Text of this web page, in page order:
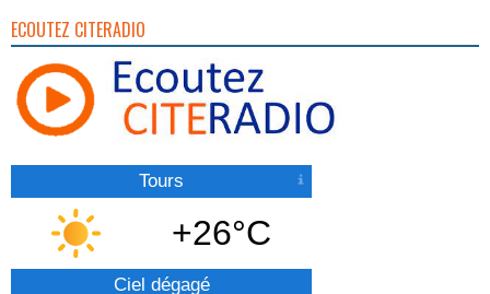
ECOUTEZ CITERADIO
Tours
+26°C
Ciel dégagé